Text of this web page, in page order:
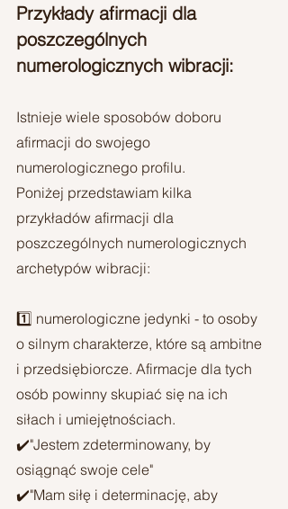
Przykłady afirmacji dla
poszczególnych
numerologicznych wibracji:
Istnieje wiele sposobów doboru
afirmacji do swojego
numerologicznego profilu.
Poniżej przedstawiam kilka
przykładów afirmacji dla
poszczególnych numerologicznych
archetypów wibracji:
1️⃣ numerologiczne jedynki - to osoby
o silnym charakterze, które są ambitne
i przedsiębiorcze. Afirmacje dla tych
osób powinny skupiać się na ich
siłach i umiejętnościach.
✔️"Jestem zdeterminowany, by
osiągnąć swoje cele"
✔️"Mam siłę i determinację, aby